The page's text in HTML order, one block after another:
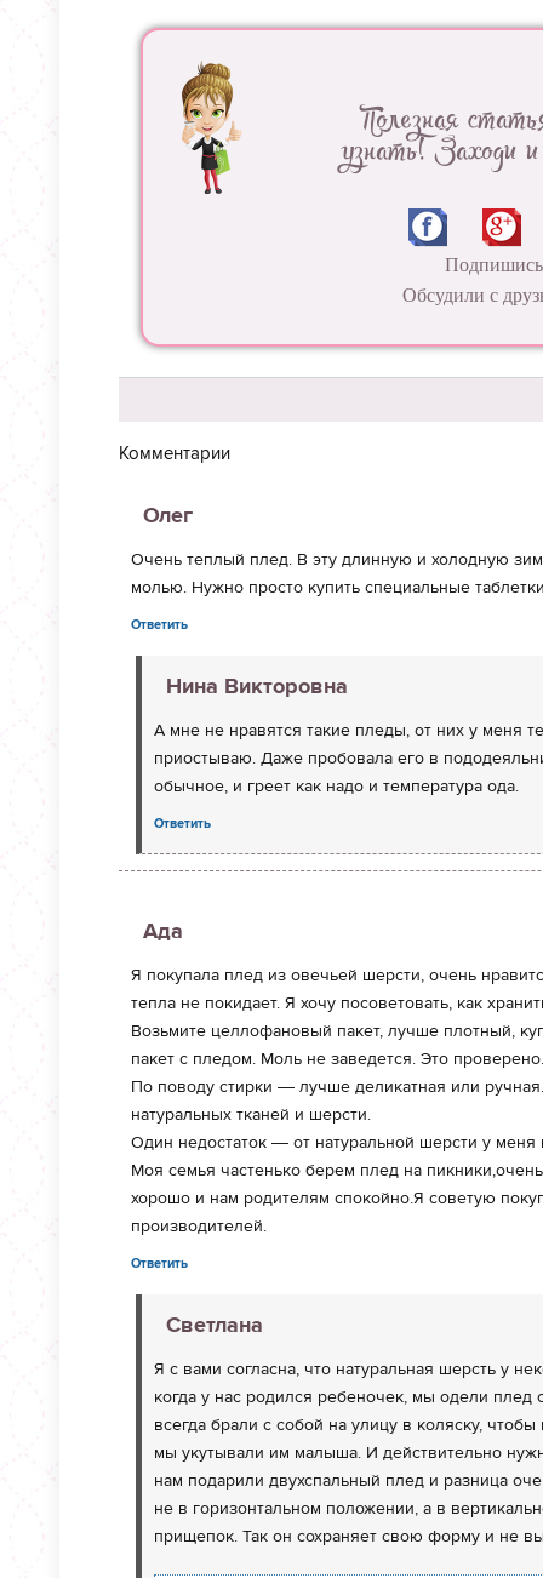
Полезная
узнать! Заходи и
Подпишись
Обсудили с
Комментарии
Олег
Очень теплый плед. В эту длинную и холодную
молью. Нужно просто купить специальные
Ответить
Нина Викторовна
А мне не нравятся такие пледы, от них у меня
приостываю. Даже пробовала его в
обычное, и греет как надо и температура ода.
Ответить
Ада
Я покупала плед из овечьей шерсти, очень
тепла не покидает. Я хочу посоветовать, как
Возьмите целлофановый пакет, лучше плотный,
пакет с пледом. Моль не заведется. Это проверено.
По поводу стирки — лучше деликатная или
натуральных тканей и шерсти.
Один недостаток — от натуральной шерсти у
Моя семья частенько берем плед на
хорошо и нам родителям спокойно.Я советую
производителей.
Ответить
Светлана
Я с вами согласна, что натуральная шерсть у
когда у нас родился ребеночек, мы одели
всегда брали с собой на улицу в коляску,
мы укутывали им малыша. И действительно
нам подарили двухспальный плед и разница
не в горизонтальном положении, а в
прищепок. Так он сохраняет свою форму и не